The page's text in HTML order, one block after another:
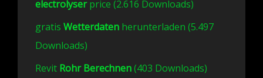
electrolyserprice (2.616 Downloads)
gratis Wetterdaten herunterladen (5.497
Downloads)
Revit Rohr Berechnen(403 Downloads)